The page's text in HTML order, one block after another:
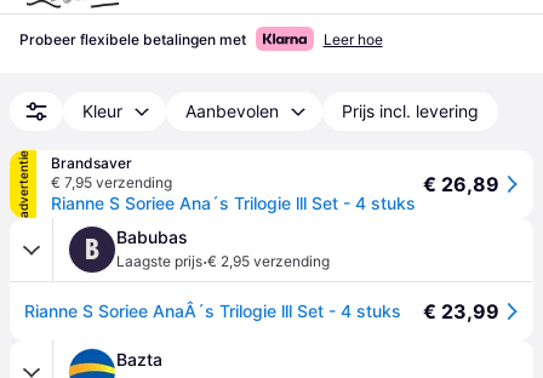
Probeer flexibele betalingen met Leer hoe
Kleur Aanbevolen Prijs incl. levering
advertentie
Brandsaver
€ 7,95 verzending
Rianne S Soriee Ana´s Trilogie lll Set - 4 stuks
€ 26,89
B Babubas
Laagste prijs·€ 2,95 verzending
Rianne S Soriee AnaÂ´s Trilogie lll Set - 4 stuks € 23,99
Bazta